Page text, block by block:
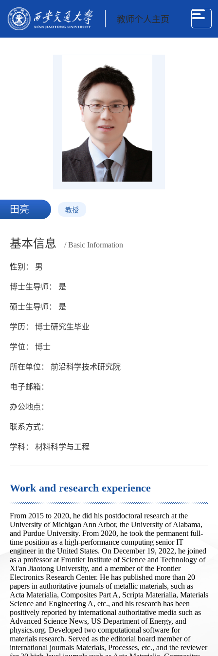
教师个人主页
田亮 教授
基本信息 / Basic Information
性别： 男
博士生导师： 是
硕士生导师： 是
学历： 博士研究生毕业
学位： 博士
所在单位： 前沿科学技术研究院
电子邮箱：
办公地点：
联系方式：
学科： 材料科学与工程
Work and research experience